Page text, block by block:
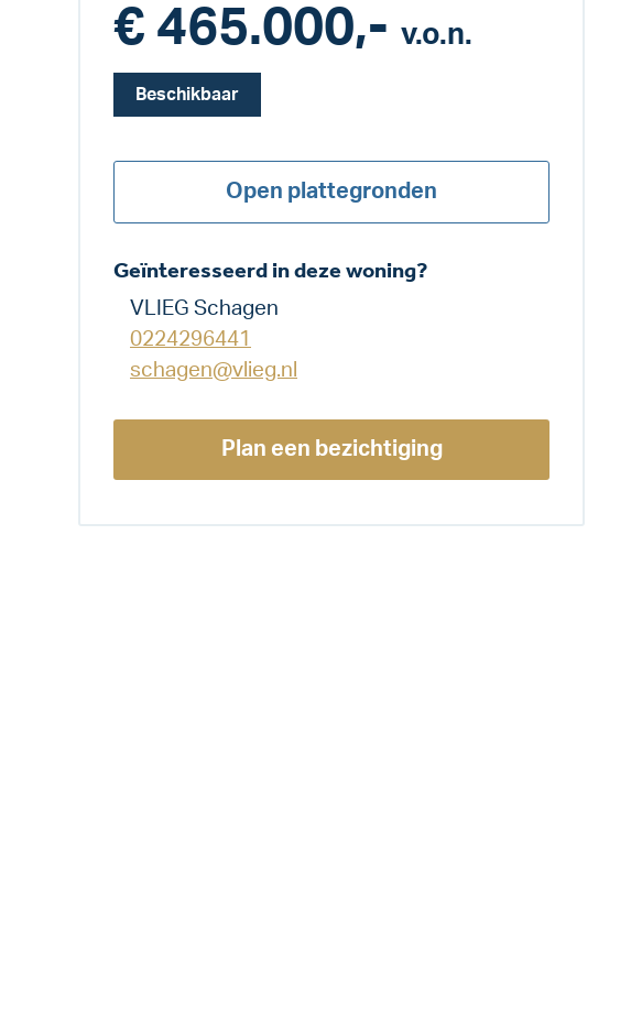
€ 465.000,- v.o.n.
Beschikbaar
Open plattegronden
Geïnteresseerd in deze woning?
VLIEG Schagen
0224296441
schagen@vlieg.nl
Plan een bezichtiging